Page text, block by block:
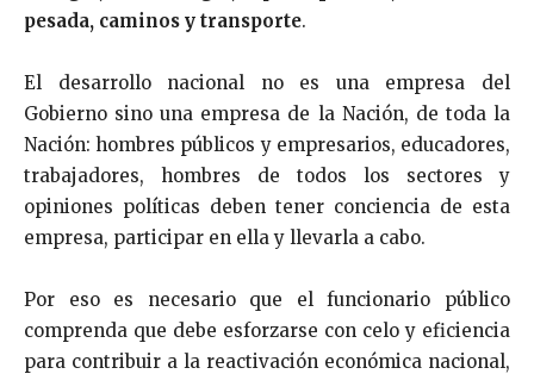
pesada, caminos y transporte.
El desarrollo nacional no es una empresa del
Gobierno sino una empresa de la Nación, de toda la
Nación: hom­bres públicos y empresarios, educadores,
trabajadores, hombres de todos los sectores y
opiniones políticas deben tener conciencia de esta
empresa, participar en ella y llevarla a cabo.
Por eso es necesario que el funcionario público
comprenda que debe esforzarse con celo y eficiencia
para contribuir a la reactivación económica nacional,